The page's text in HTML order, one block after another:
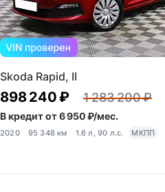
Skoda Rapid, II
898 240 ₽ 1 283 200 ₽
В кредит от 6 950 ₽/мес.
2020 95 348 км 1.6 л, 90 л.с. МКПП